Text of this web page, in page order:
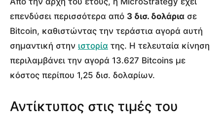
επενδύσει περισσότερα από 3 δισ. δολάρια σε
Bitcoin, καθιστώντας την τεράστια αγορά αυτή
σημαντική στην ιστορία της. Η τελευταία κίνηση
περιλαμβάνει την αγορά 13.627 Bitcoins με
κόστος περίπου 1,25 δισ. δολαρίων.
Αντίκτυπος στις τιμές του